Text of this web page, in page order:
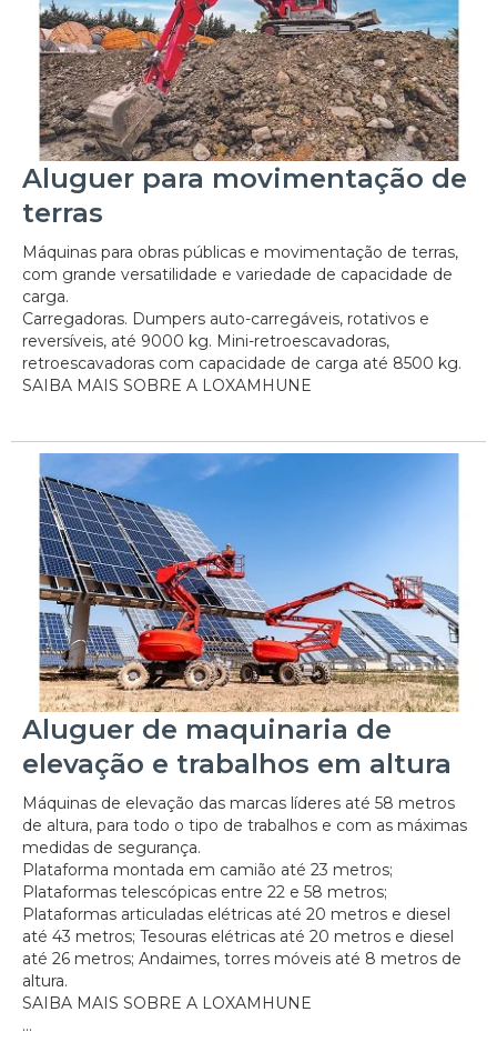
Aluguer para movimentação de
terras
Máquinas para obras públicas e movimentação de terras,
com grande versatilidade e variedade de capacidade de
carga.
Carregadoras. Dumpers auto-carregáveis, rotativos e
reversíveis, até 9000 kg. Mini-retroescavadoras,
retroescavadoras com capacidade de carga até 8500 kg.
SAIBA MAIS SOBRE A LOXAMHUNE
Aluguer de maquinaria de
elevação e trabalhos em altura
Máquinas de elevação das marcas líderes até 58 metros
de altura, para todo o tipo de trabalhos e com as máximas
medidas de segurança.
Plataforma montada em camião até 23 metros;
Plataformas telescópicas entre 22 e 58 metros;
Plataformas articuladas elétricas até 20 metros e diesel
até 43 metros; Tesouras elétricas até 20 metros e diesel
até 26 metros; Andaimes, torres móveis até 8 metros de
altura.
SAIBA MAIS SOBRE A LOXAMHUNE
...